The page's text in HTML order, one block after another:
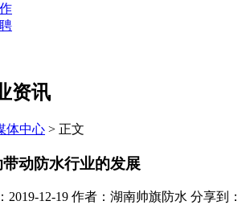
资讯
体中心 > 正文
动防水行业的发展
2019-12-19 作者：湖南帅旗防水 分享到：